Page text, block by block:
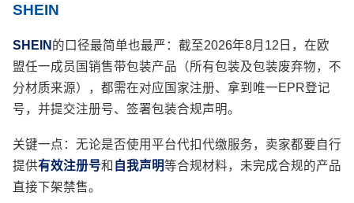
SHEIN
SHEIN 的口径最简单也最严：截至2026年8月12日，在欧
盟任一成员国销售带包装产品（所有包装及包装废弃物，不
分材质来源），都需在对应国家注册、拿到唯一EPR登记
号，并提交注册号、签署包装合规声明。
关键一点：无论是否使用平台代扣代缴服务，卖家都要自行
提供有效注册号和 自我声明等合规材料，未完成合规的产品
直接下架禁售。